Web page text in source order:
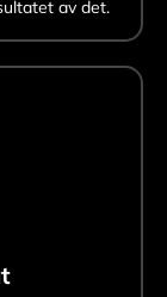
av det.